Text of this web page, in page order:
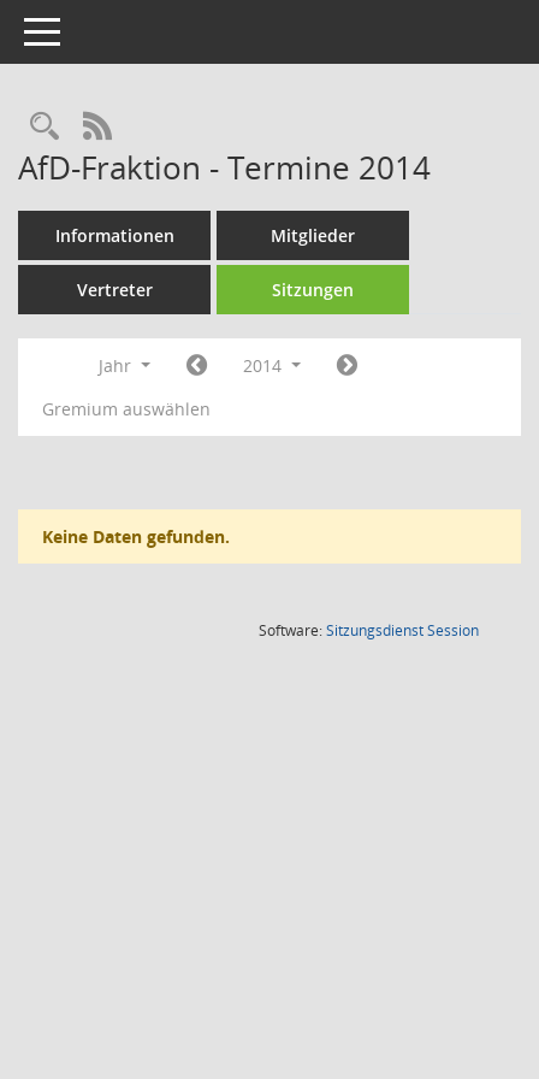
Toggle navigation
Rechercheauswahl
RSS-Feed
AfD-Fraktion - Termine 2014
Informationen Mitglieder
Vertreter Sitzungen
Jahr
2014
Gremium auswählen
Keine Daten gefunden.
Software:SitzungsdienstSession(Wird in